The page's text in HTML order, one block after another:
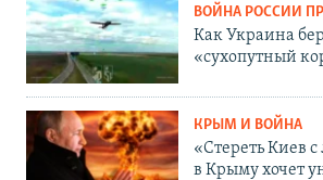
ВОЙНА РОССИИ
Как Украина
«сухопутный
КРЫМ И ВОЙНА
«Стереть Киев
в Крыму хочет